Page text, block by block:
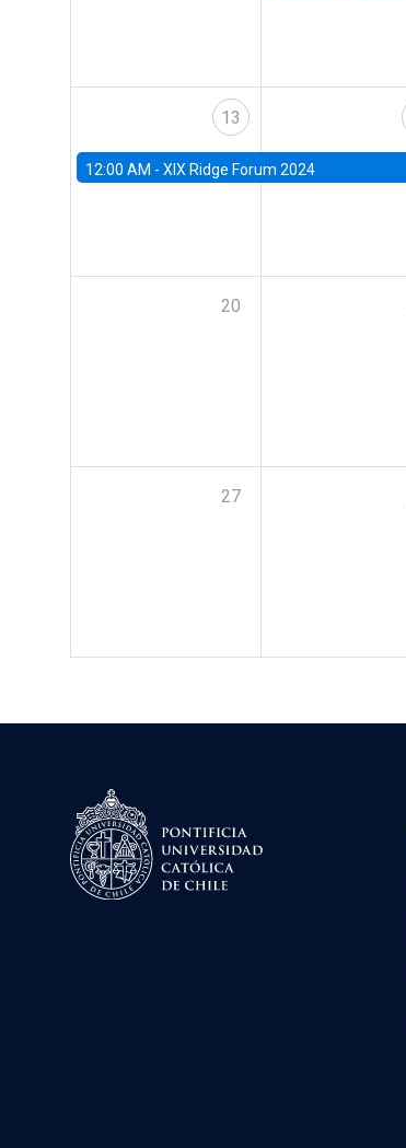
13
12:00 AM - XIX Ridge Forum 2024
20
27